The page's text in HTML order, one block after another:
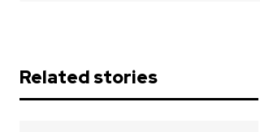
Related stories